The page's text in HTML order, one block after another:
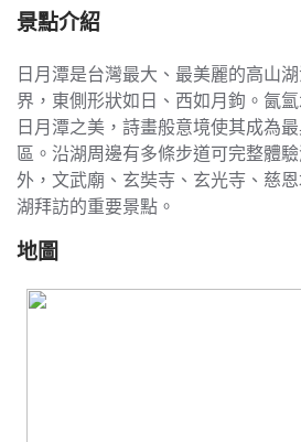
聯絡我們
景點介紹
日月潭是台灣最大、最美麗的高山
界，東側形狀如日、西如月鉤。氤
日月潭之美，詩畫般意境使其成為
區。沿湖周邊有多條步道可完整體
外，文武廟、玄奘寺、玄光寺、慈
湖拜訪的重要景點。
地圖